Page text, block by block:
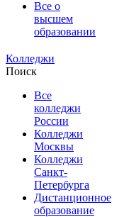
Все о
высшем
образовании
Колледжи
Поиск
Все
колледжи
России
Колледжи
Москвы
Колледжи
Санкт-
Петербурга
Дистанционное
образование